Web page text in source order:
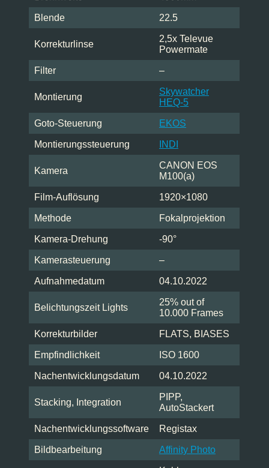
Blende 22.5
Korrekturlinse
2,5x Televue
Powermate
Filter –
Montierung
Skywatcher
HEQ-5
Goto-Steuerung EKOS
Montierungssteuerung INDI
Kamera
CANON EOS
M100(a)
Film-Auflösung 1920×1080
Methode Fokalprojektion
Kamera-Drehung -90°
Kamerasteuerung –
Aufnahmedatum 04.10.2022
Belichtungszeit Lights
25% out of
10.000 Frames
Korrekturbilder FLATS, BIASES
Empfindlichkeit ISO 1600
Nachentwicklungsdatum 04.10.2022
Stacking, Integration
PIPP,
AutoStackert
Nachentwicklungssoftware Registax
Bildbearbeitung Affinity Photo